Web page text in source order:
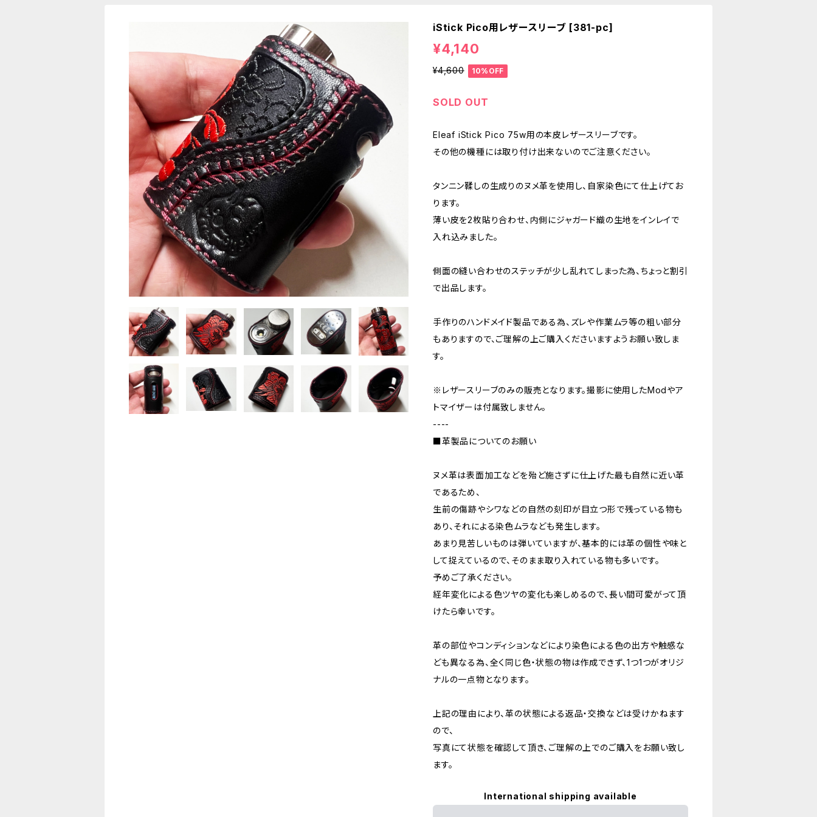
iStick Pico用レザースリーブ [381-pc]
¥4,140
¥4,600 10%OFF
SOLD OUT
Eleaf iStick Pico 75w用の本皮レザースリーブです。
その他の機種には取り付け出来ないのでご注意ください。
タンニン鞣しの生成りのヌメ革を使用し、自家染色にて仕上げてお
ります。
薄い皮を2枚貼り合わせ、内側にジャガード織の生地をインレイで
入れ込みました。
側面の縫い合わせのステッチが少し乱れてしまった為、ちょっと割引
で出品します。
手作りのハンドメイド製品である為、ズレや作業ムラ等の粗い部分
もありますので、ご理解の上ご購入くださいますようお願い致しま
す。
※レザースリーブのみの販売となります。撮影に使用したModやア
トマイザーは付属致しません。
----
■革製品についてのお願い
ヌメ革は表面加工などを殆ど施さずに仕上げた最も自然に近い革
であるため、
生前の傷跡やシワなどの自然の刻印が目立つ形で残っている物も
あり、それによる染色ムラなども発生します。
あまり見苦しいものは弾いていますが、基本的には革の個性や味と
して捉えているので、そのまま取り入れている物も多いです。
予めご了承ください。
経年変化による色ツヤの変化も楽しめるので、長い間可愛がって頂
けたら幸いです。
革の部位やコンディションなどにより染色による色の出方や触感な
ども異なる為、全く同じ色・状態の物は作成できず、1つ1つがオリジ
ナルの一点物となります。
上記の理由により、革の状態による返品・交換などは受けかねます
ので、
写真にて状態を確認して頂き、ご理解の上でのご購入をお願い致し
ます。
International shipping available